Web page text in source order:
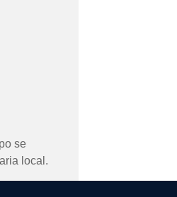
se
local.